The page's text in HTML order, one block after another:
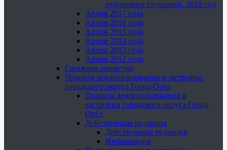
публичных слушаний, 2018 год
Архив 2017 года
Архив 2016 года
Архив 2015 года
Архив 2014 года
Архив 2013 года
Архив 2012 года
Гаражная амнистия
Правила землепользования и застройки
городского округа Город Орёл
Правила землепользования и
застройки городского округа Город
Орёл
Действующая редакция
Действующая редакция
Информация